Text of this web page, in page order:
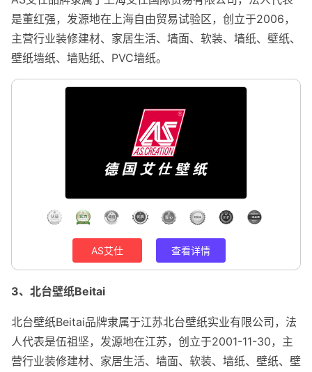
是董红强，发源地在上海自由贸易试验区，创立于2006，
主营行业装修建材、家居生活、墙面、软装、墙纸、壁纸、
壁纸墙纸、墙贴纸、PVC墙纸。
AS艾仕 查看详情
3、北台壁纸Beitai
北台壁纸Beitai品牌隶属于江苏北台壁纸实业有限公司，法
人代表是伍祖坚，发源地在江苏，创立于2001-11-30，主
营行业装修建材、家居生活、墙面、软装、墙纸、壁纸、壁